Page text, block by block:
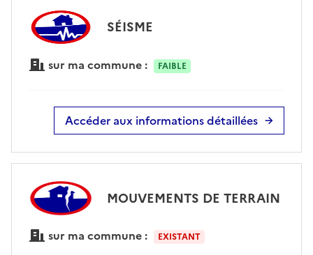
SÉISME
sur ma commune : FAIBLE
Accéder aux informations détaillées
MOUVEMENTS DE TERRAIN
sur ma commune : EXISTANT